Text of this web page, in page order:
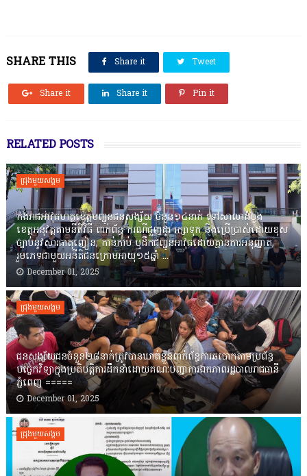
SHARE THIS Share it Tweet
Share it Share it Pin it
RELATED POSTS
ជ្រុងមួយសង្គម
កងរាជឣាវុធហត្ថខេត្តបញ្ជូនជនសង្ស័យ ចំនួន១៤នាក់ ទៅសាលាដំបូង
ខេត្តឣនុវត្តតាមនីតិវិធី ពាក់ព័ន្ធ ករណីជួញដូរ រក្សាទុក និងប្រើប្រាស់ដោយខុស
ច្បាប់នូវសារធាតុញៀន, កាន់កាប់ ឬដឹកជញ្ជូនអាវុធដោយគ្មានការអនុញ្ញាត,
រួមភេទជាមួយអនីតិជនក្រោមអាយុ១៥ឆ្នាំ ...
December 01, 2025
ជ្រុងមួយសង្គម
ជនសង្ស័យជនចំនួន២៨នាក់ត្រូវបានឃាត់ខ្លួនពាក់ព័ន្ធការឆបោកតាមប្រព័ន្ធ
បច្ចេកវិទ្យាក្នុងប្រតិបត្តិការដឹកនាំដោយគណៈបញ្ជាការឯកភាពរដ្ឋបាលរាជធានី
ភ្នំពេញ ‎=====
December 01, 2025
ជ្រុងមួយសង្គម